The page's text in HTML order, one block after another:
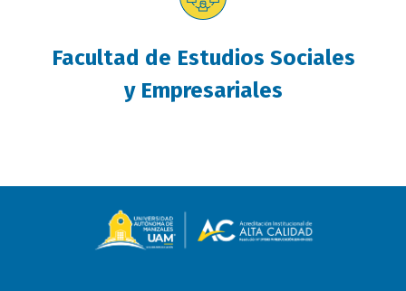
Facultad de Estudios Sociales
y Empresariales